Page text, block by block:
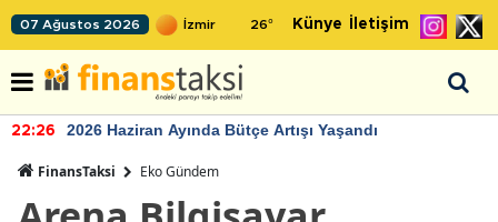
07 Ağustos 2026 26° Künye İletişim
22:26 2026 Haziran Ayında Bütçe Artışı Yaşandı
FinansTaksi Eko Gündem